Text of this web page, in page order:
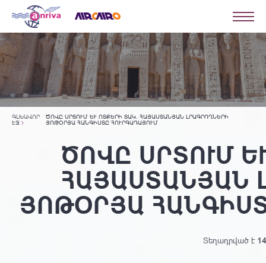
ԳԼԽԱՎՈՐ
ԷՋ
ԾՈՎԸ ՍՐՏՈՒՄ ԵՒ ՈՏՔԵՐԻ ՏԱԿ. ՀԱՅԱՍՏԱՆՅԱՆ ԼՐԱԳՐՈՂՆԵՐԻ Յ
ՈԹՕՐՅԱ ՀԱՆԳԻՍՏԸ ՀՈՒՐԳԱԴԱՅՈՒՄ
ԾՈՎԸ ՍՐՏՈՒՄ
ԱՅԱՍՏԱՆՅԱՆ
ՈԹՕՐՅԱ
Տեղադրված է